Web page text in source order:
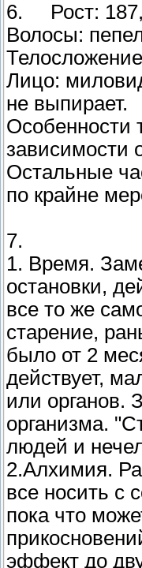
6. Рост:
Волосы:
Лицо:
не выпирает.
Особенности
зависимости
Остальные
по крайне
7.
1. Время.
остановки,
все то же
старение,
было от 2
действует,
или органов.
организма.
людей и
2.Алхимия.
все носить с
пока что
эффект до